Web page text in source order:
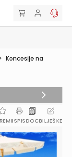
Koncesije na
ISPISDOCBILJEŠKE